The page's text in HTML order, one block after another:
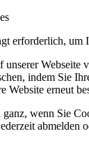
erforderlich, um
unserer
indem Sie
Website erneut
wenn Sie
abmelden